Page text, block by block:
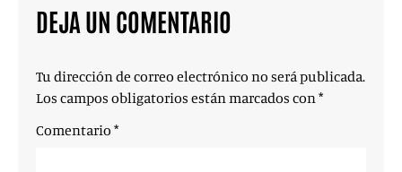
DEJA UN COMENTARIO
Tu dirección de correo electrónico no será publicada.
Los campos obligatorios están marcados con*
Comentario *